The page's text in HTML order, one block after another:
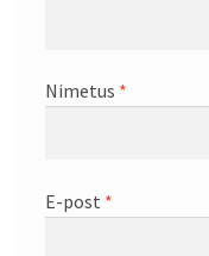
Nimetus *
E-post *